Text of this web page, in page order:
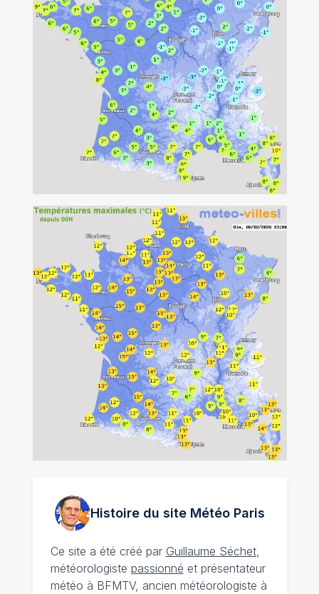
Histoire du site MétéoParis
Ce site a été créé par Guillaume Séchet,
météorologiste passionné et présentateur
météo à BFMTV, ancien météorologiste à